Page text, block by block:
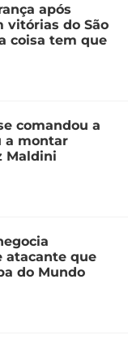
após
vitórias do São
coisa tem que
comandou a
a montar
Maldini
atacante que
do Mundo